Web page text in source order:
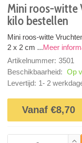
Mini roos-witte
kilo bestellen
Mini roos-witte
2 x 2 cm ...Meer
Artikelnummer: 3501
Beschikbaarheid: Op
Levertijd: 1- 2
Vanaf €8,70